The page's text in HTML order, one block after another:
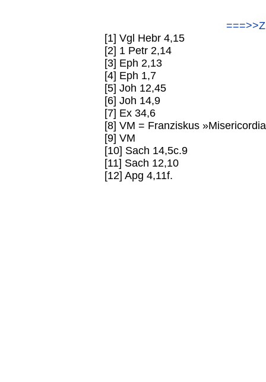
[1] Vgl Hebr 4,15
[2] 1 Petr 2,14
[3] Eph 2,13
[4] Eph 1,7
[5] Joh 12,45
[6] Joh 14,9
[7] Ex 34,6
[8] VM = Franziskus
[9] VM
[10] Sach 14,5c.9
[11] Sach 12,10
[12] Apg 4,11f.